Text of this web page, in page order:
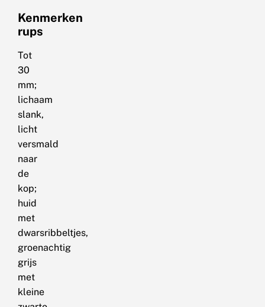
Kenmerken
rups
Tot
30
mm;
lichaam
slank,
licht
versmald
naar
de
kop;
huid
met
dwarsribbeltjes,
groenachtig
grijs
met
kleine